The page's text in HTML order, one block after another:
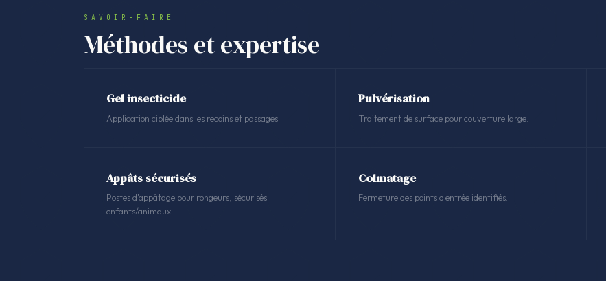
SAVOIR-FAIRE
Méthodes et expertise
Gel insecticide
Application ciblée dans les recoins et passages.
Pulvérisation
Traitement de surface pour couverture large.
Appâts sécurisés
Postes d'appâtage pour rongeurs, sécurisés
enfants/animaux.
Colmatage
Fermeture des points d'entrée identifiés.